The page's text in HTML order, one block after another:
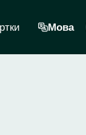
Мова